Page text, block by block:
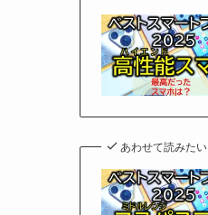
あわせて読みたい